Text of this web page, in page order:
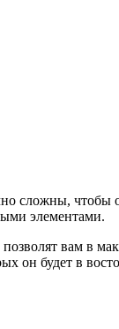
сложны, чтобы
элементами.
вам в
он будет в